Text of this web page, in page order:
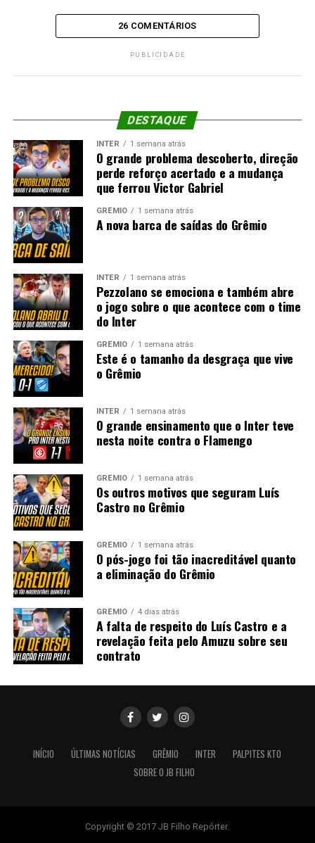
26 COMENTÁRIOS
PUBLICIDADE
DESTAQUE
INTER 1 semana atrás
O grande problema descoberto, direção
perde reforço acertado e a mudança
que ferrou Victor Gabriel
GRÊMIO 1 semana atrás
A nova barca de saídas do Grêmio
INTER 1 semana atrás
Pezzolano se emociona e também abre
o jogo sobre o que acontece com o time
do Inter
GRÊMIO 1 semana atrás
Este é o tamanho da desgraça que vive
o Grêmio
INTER 1 semana atrás
O grande ensinamento que o Inter teve
nesta noite contra o Flamengo
GRÊMIO 1 semana atrás
Os outros motivos que seguram Luís
Castro no Grêmio
GRÊMIO 1 semana atrás
O pós-jogo foi tão inacreditável quanto
a eliminação do Grêmio
GRÊMIO 4 dias atrás
A falta de respeito do Luís Castro e a
revelação feita pelo Amuzu sobre seu
contrato
INÍCIO ÚLTIMAS NOTÍCIAS GRÊMIO INTER
PALPITES KTO
SOBRE O JB FILHO
Copyright © 2017 JB Filho Repórter.